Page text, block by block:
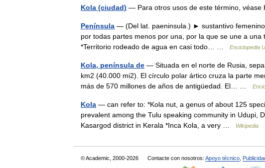
Kola (ciudad) — Para otros usos de este término,
Península — (Del lat. paeninsula.) ► sustantivo
por todas partes menos por una, por la que se une a
*Territorio rodeado de agua en casi todo… …
Enciclopedia
Kola, península de — Situada en el norte de Rusia,
km2 (40.000 mi2). El círculo polar ártico cruza la parte
más de 570 millones de años de antigüedad. El… …
Kola — can refer to: *Kola nut, a genus of about 125
prevalent among the Tulu speaking community in Udupi,
Kasargod district in Kerala *Inca Kola, a very …
Wikipedia
© Academic, 2000-2026 Contacte con nosotros: Apoyo técnico